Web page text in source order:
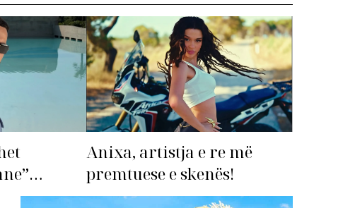
fiksimi i
Anixa, artistja e re më
premtuese e skenës!